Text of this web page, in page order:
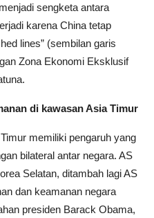
sengketa antara
karena China tetap
lines” (sembilan garis
Zona Ekonomi Eksklusif
di kawasan Asia Timur
memiliki pengaruh yang
bilateral antar negara. AS
Selatan, ditambah lagi AS
dan keamanan negara
presiden Barack Obama,